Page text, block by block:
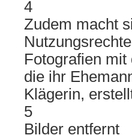
4
Zudem macht
Fotografien mit
die ihr
Klägerin,
5
Bilder entfernt